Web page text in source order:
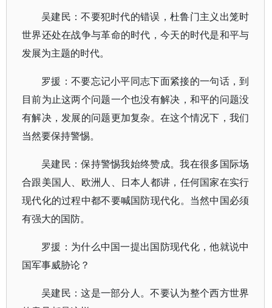
吴建民：不要犯时代的错误，杜鲁门主义出笼时
世界还处在战争与革命的时代，今天的时代是和平与
发展为主题的时代。
罗援：不要忘记小平同志下面紧接的一句话，到
目前为止这两个问题一个也没有解决，和平的问题没
有解决，发展的问题更加复杂。在这个情况下，我们
当然要保持警惕。
吴建民：保持警惕我始终赞成。我在很多国际场
合跟美国人、欧洲人、日本人都讲，任何国家在实行
现代化的过程中都不要喊国防现代化。当然中国必须
有强大的国防。
罗援：为什么中国一提出国防现代化，他就说中
国军事威胁论？
吴建民：这是一部分人。不要认为整个西方世界